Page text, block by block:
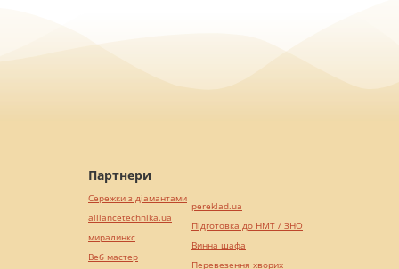
Партнери
Сережки з діамантами
alliancetechnika.ua
миралинкс
Веб мастер
pereklad.ua
Підготовка до НМТ / ЗНО
Винна шафа
Перевезення хворих